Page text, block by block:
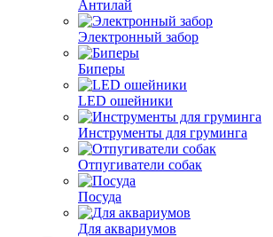
Антилай
Электронный забор
Биперы
LED ошейники
Инструменты для груминга
Отпугиватели собак
Посуда
Для аквариумов